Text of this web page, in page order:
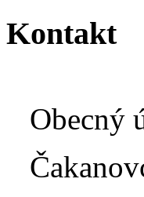
Kontakt
Obecný